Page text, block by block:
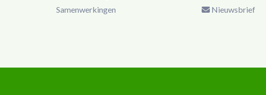
Samenwerkingen
Nieuwsbrief